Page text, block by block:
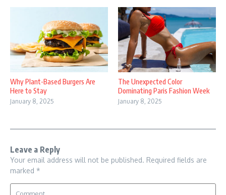
Why Plant-Based Burgers Are
Here to Stay
January 8, 2025
The Unexpected Color
Dominating Paris Fashion Week
January 8, 2025
Leave a Reply
Your email address will not be published. Required fields are
marked *